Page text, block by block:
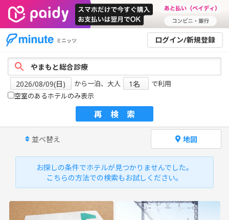
ミニッツ ログイン/新規登録
から一泊、大人
で利用
空室のあるホテルのみ表示
再検索
並べ替え 地図
お探しの条件でホテルが見つかりませんでした。
こちらの方法での検索もお試しください。